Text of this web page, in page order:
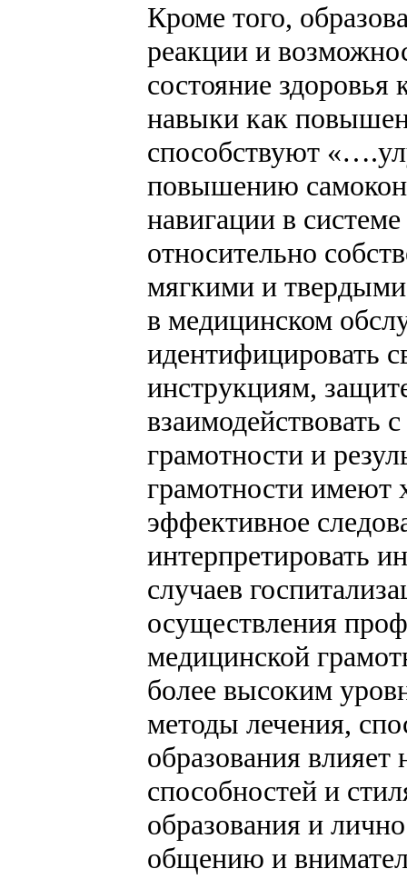
Кроме того,
реакции и
состояние
навыки как
способствуют
повышению
навигации в
относительно
мягкими и
в медицинском
идентифицировать
инструкциям,
взаимодействовать
грамотности и
грамотности имеют
эффективное
интерпретировать
случаев
осуществления
медицинской
более высоким
методы лечения,
образования
способностей и
образования и
общению и